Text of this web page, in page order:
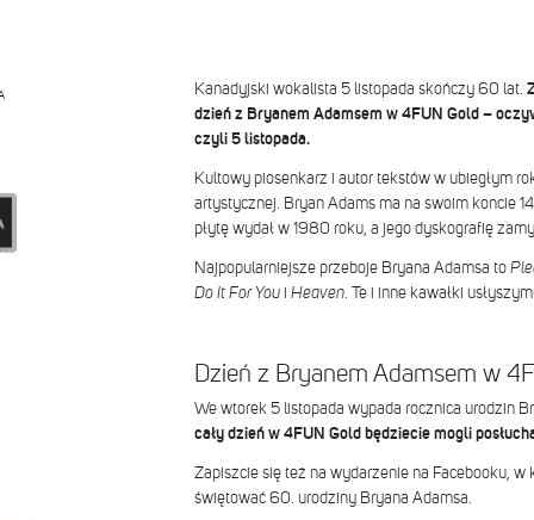
Kanadyjski wokalista 5 listopada skończy 60 lat.
dzień z Bryanem Adamsem w 4FUN Gold –
czyli 5 listopada.
Kultowy piosenkarz i autor tekstów w ubiegłym
artystycznej. Bryan Adams ma na swoim koncie
płytę wydał w 1980 roku, a jego dyskografię
Najpopularniejsze przeboje Bryana Adamsa to
Do It For Youi Heaven. Te i inne kawałki
Dzień z Bryanem Adamsem w
We wtorek 5 listopada wypada rocznica urodzin
cały dzień w 4FUN Gold będziecie mogli
Zapiszcie się też na wydarzenie na Facebooku,
świętować 60. urodziny Bryana Adamsa.